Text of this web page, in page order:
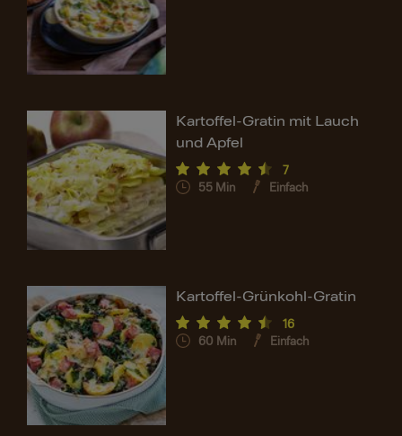
Kartoffel-Gratin mit Lauch
und Apfel
7
55 Min Einfach
Kartoffel-Grünkohl-Gratin
16
60 Min Einfach